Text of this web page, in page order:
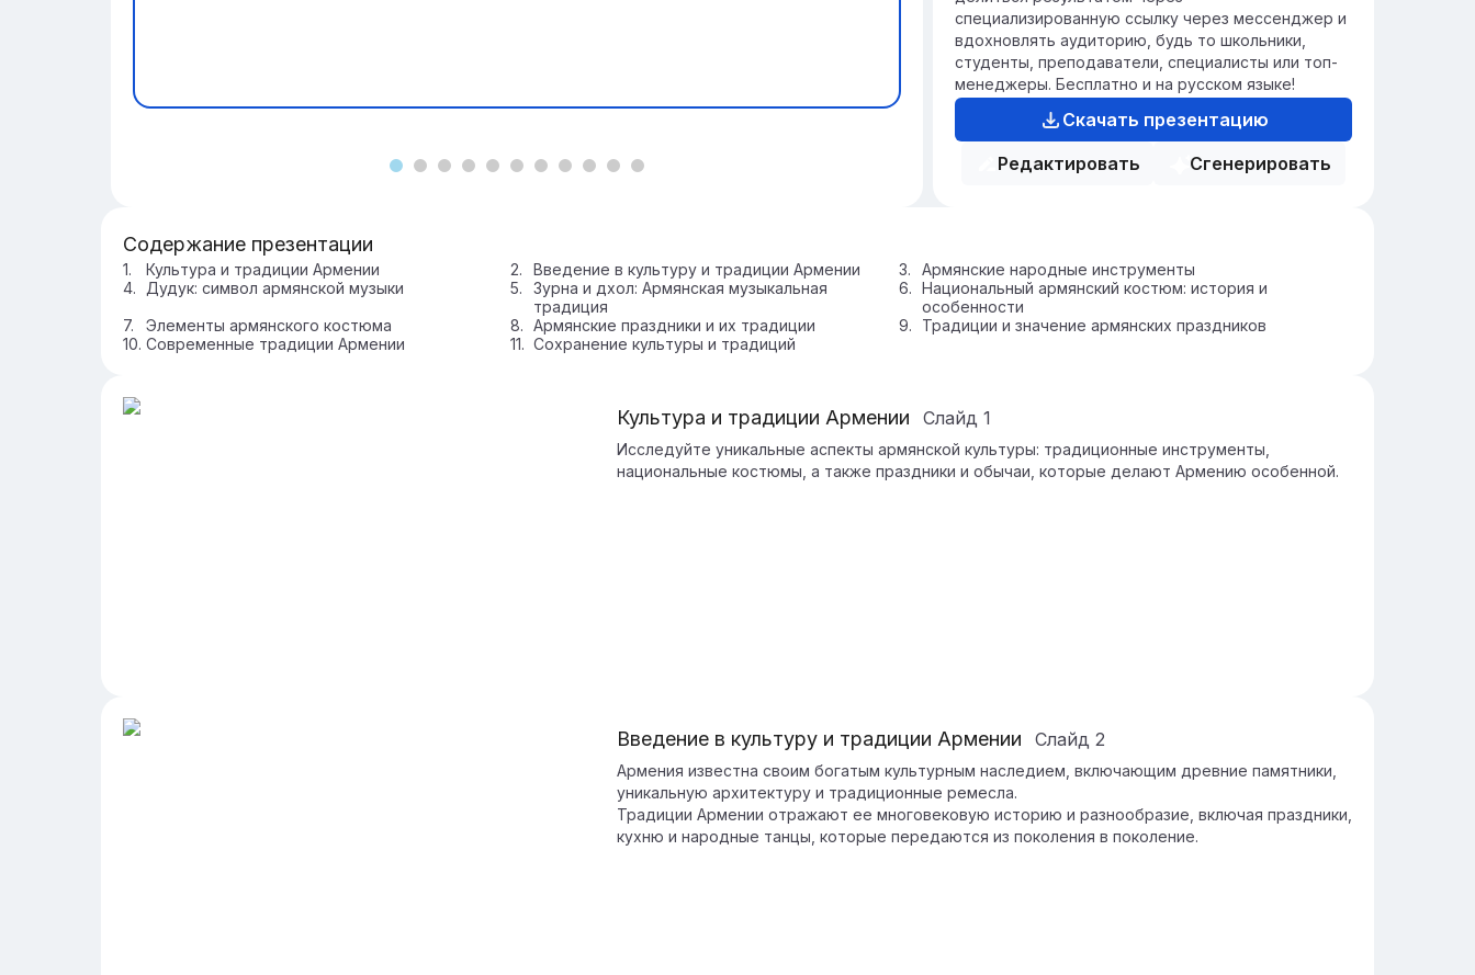
специализированную ссылку через мессенджер и
вдохновлять аудиторию, будь то школьники,
студенты, преподаватели, специалисты или топ-
менеджеры. Бесплатно и на русском языке!
Скачать презентацию
Редактировать
Сгенерировать
Содержание презентации
Культура и традиции Армении Введение в культуру и традиции Армении
Армянские народные инструменты
Дудук: символ армянской музыки
Зурна и дхол: Армянская музыкальная
традиция
Национальный армянский костюм: история и
особенности
Элементы армянского костюма
Армянские праздники и их традиции
Традиции и значение армянских праздников
Современные традиции Армении
Сохранение культуры и традиций
Культура и традиции Армении Слайд 1
Исследуйте уникальные аспекты армянской культуры: традиционные инструменты,
национальные костюмы, а также праздники и обычаи, которые делают Армению особенной.
Введение в культуру и традиции Армении Слайд 2
Армения известна своим богатым культурным наследием, включающим древние памятники,
уникальную архитектуру и традиционные ремесла.
Традиции Армении отражают ее многовековую историю и разнообразие, включая праздники,
кухню и народные танцы, которые передаются из поколения в поколение.